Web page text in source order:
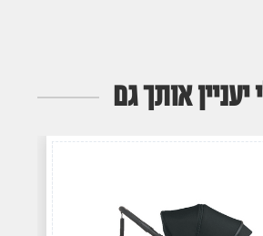
יעניין אותך גם